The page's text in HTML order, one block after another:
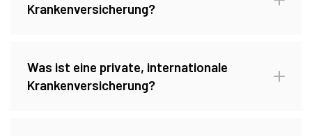
Krankenversicherung?
Was ist eine private, internationale
Krankenversicherung?